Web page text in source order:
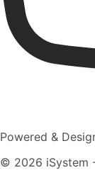
Powered &
© 2026 iSystem